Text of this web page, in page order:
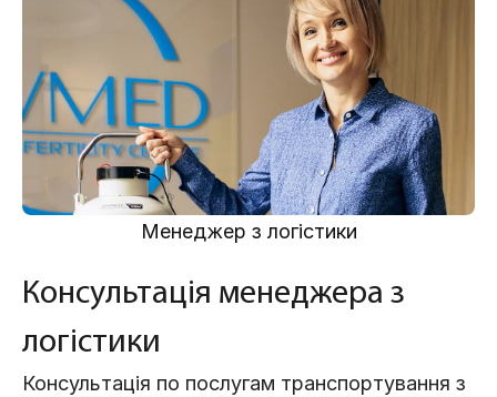
Менеджер з логістики
Консультація менеджера з
логістики
Консультація по послугам транспортування з